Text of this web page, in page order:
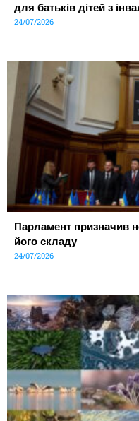
для батьків дітей з
24/07/2026
Парламент призначив
його складу
24/07/2026